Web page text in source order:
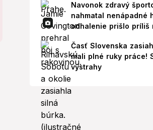
Navonok zdravý
nahmatal nenápadné
odhalenie prišlo príliš
Časť Slovenska
mali plné ruky práce!
výstrahy